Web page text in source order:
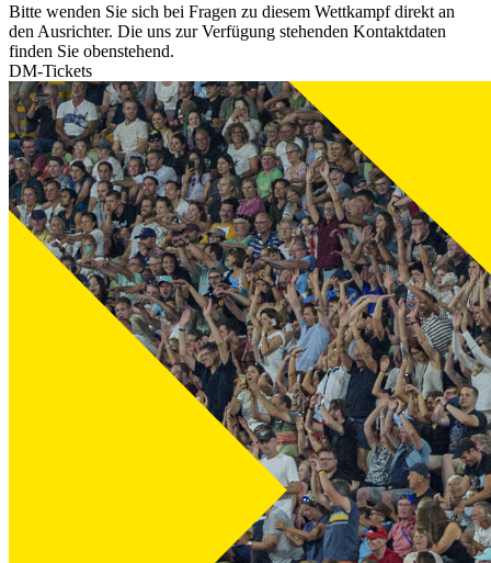
Bitte wenden Sie sich bei Fragen zu diesem Wettkampf direkt an
den Ausrichter. Die uns zur Verfügung stehenden Kontaktdaten
finden Sie obenstehend.
DM-Tickets